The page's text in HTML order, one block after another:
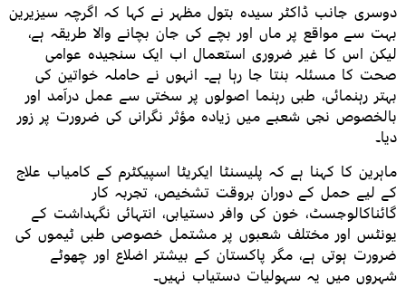
دوسری جانب ڈاکٹر سیدہ بتول مظہر نے کہا کہ اگرچہ سیزیرین
بہت سے مواقع پر ماں اور بچے کی جان بچانے والا طریقہ ہے،
لیکن اس کا غیر ضروری استعمال اب ایک سنجیدہ عوامی
صحت کا مسئلہ بنتا جا رہا ہے۔ انہوں نے حاملہ خواتین کی
بہتر رہنمائی، طبی رہنما اصولوں پر سختی سے عمل درآمد اور
بالخصوص نجی شعبے میں زیادہ مؤثر نگرانی کی ضرورت پر زور
دیا۔
ماہرین کا کہنا ہے کہ پلیسنٹا ایکریٹا اسپیکٹرم کے کامیاب علاج
کے لیے حمل کے دوران بروقت تشخیص، تجربہ کار
گائناکالوجسٹ، خون کی وافر دستیابی، انتہائی نگہداشت کے
یونٹس اور مختلف شعبوں پر مشتمل خصوصی طبی ٹیموں کی
ضرورت ہوتی ہے، مگر پاکستان کے بیشتر اضلاع اور چھوٹے
شہروں میں یہ سہولیات دستیاب نہیں۔